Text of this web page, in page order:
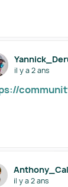
il y a 2 ans
il y a 2 ans